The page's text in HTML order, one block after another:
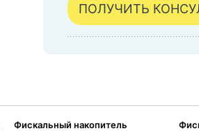
ПОЛУЧИТЬ
Фискальный накопитель